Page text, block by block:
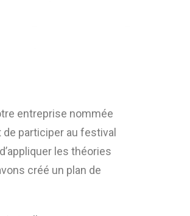
entreprise nommée
participer au festival
les théories
créé un plan de